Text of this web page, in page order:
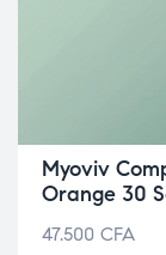
Myoviv
Orange 30
47.500 CFA